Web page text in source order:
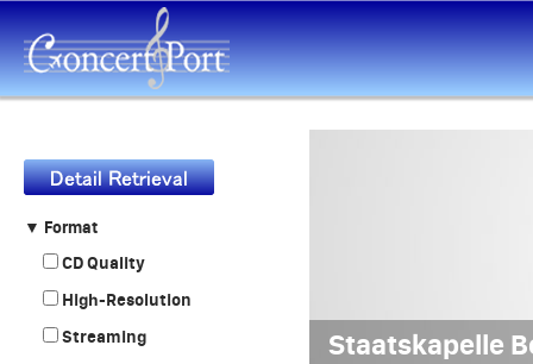
▼ Format
CD Quality
High-Resolution
Streaming
Staatskapelle